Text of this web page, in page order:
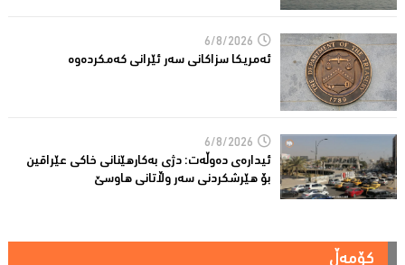
6/8/2026
ئه‌مریكا سزاكانی سه‌ر ئێرانی كه‌مكرده‌وه‌
6/8/2026
ئیدارەى دەوڵەت: دژى بەکارهێنانى خاکی عێراقین
بۆ هێرشکردنى سەر وڵاتانی هاوسێ
کۆمەڵ